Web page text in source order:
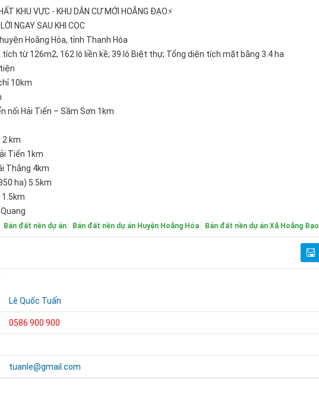
KHU VỰC - KHU DÂN CƯ MỚI HOẰNG ĐẠO⚡
NGAY SAU KHI CỌC
Hoằng Hóa, tỉnh Thanh Hóa
tích từ 126m2; 162 lô liền kề; 39 lô Biệt thự; Tổng diện tích mặt bằng 3.4 ha
10km
nối Hải Tiến – Sầm Sơn 1km
km
Tiến 1km
Thắng 4km
ha) 5.5km
Bán đất nền dự án Bán đất nền dự án Huyện Hoằng Hóa Bán đất nền dự án Xã Hoằng Đạo
Lê Quốc Tuấn
0586 900 900
tuanle@gmail.com